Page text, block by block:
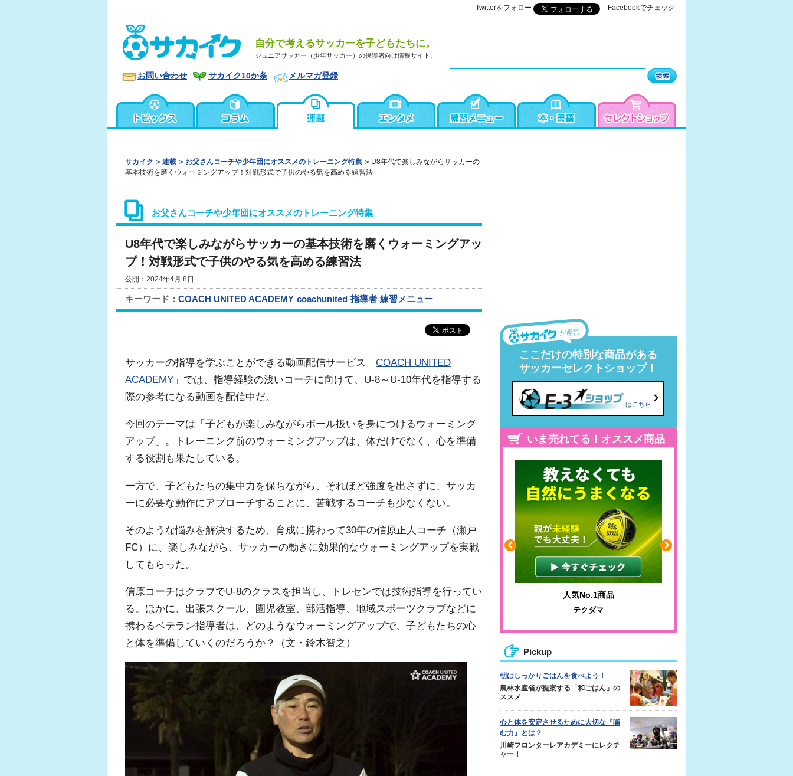
Twitterをフォロー Facebookでチェック
自分で考えるサッカーを子どもたちに。
ジュニアサッカー（少年サッカー）の保護者向け情報サイト。
お問い合わせ サカイク10か条 メルマガ登録
サカイク 連載 お父さんコーチや少年団にオススメのトレーニング特集
U8年代で楽しみながらサッカーの
基本技術を磨くウォーミングアップ！対戦形式で子供のやる気を高める練習法
お父さんコーチや少年団にオススメのトレーニング特集
U8年代で楽しみながらサッカーの基本技術を磨くウォーミングアッ
プ！対戦形式で子供のやる気を高める練習法
公開：2024年4月 8日
キーワード： COACH UNITED ACADEMY coachunited 指導者 練習メニュー
サッカーの指導を学ぶことができる動画配信サービス「 COACH UNITED
ACADEMY 」では、指導経験の浅いコーチに向けて、U-8～U-10年代を指導する
際の参考になる動画を配信中だ。
今回のテーマは「子どもが楽しみながらボール扱いを身につけるウォーミング
アップ」。トレーニング前のウォーミングアップは、体だけでなく、心を準備
する役割も果たしている。
一方で、子どもたちの集中力を保ちながら、それほど強度を出さずに、サッカ
ーに必要な動作にアプローチすることに、苦戦するコーチも少なくない。
そのような悩みを解決するため、育成に携わって30年の信原正人コーチ（瀬戸
FC）に、楽しみながら、サッカーの動きに効果的なウォーミングアップを実戦
してもらった。
信原コーチはクラブでU-8のクラスを担当し、トレセンでは技術指導を行ってい
る。ほかに、出張スクール、園児教室、部活指導、地域スポーツクラブなどに
携わるベテラン指導者は、どのようなウォーミングアップで、子どもたちの心
と体を準備していくのだろうか？（文・鈴木智之）
が運営
ここだけの特別な商品がある
サッカーセレクトショップ！
はこちら
いま売れてる！オススメ商品
ふくらはぎの張りや疲れに
ジュニアレッグリカバリー
人気No.1商品
テクダマ
Pickup
朝はしっかりごはんを食べよう！
農林水産省が提案する「和ごはん」の
ススメ
心と体を安定させるために大切な『噛
む力』とは？
川崎フロンターレアカデミーにレクチ
ャー！